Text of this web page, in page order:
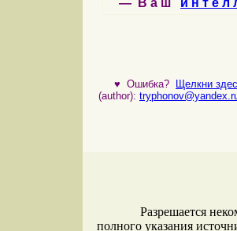
— В а ш и н т е л
♥ Ошибка?
Щелкни
(author):
Разрешается
полного указания